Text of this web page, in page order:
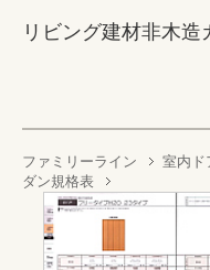
リビング建材非木
ファミリーライン 室内ド
ダン規格表